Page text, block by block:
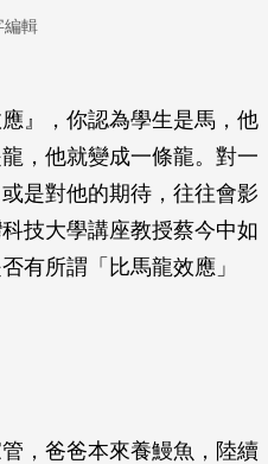
編輯
』，你認為學生是馬，他
，他就變成一條龍。對一
是對他的期待，往往會影
技大學講座教授蔡今中如
有所謂「比馬龍效應」
，爸爸本來養鰻魚，陸續